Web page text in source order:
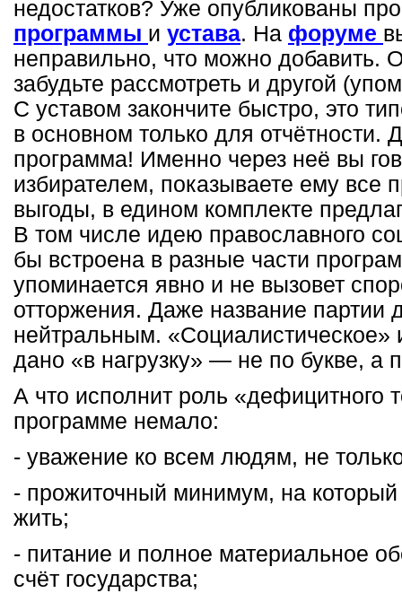
недостатков? Уже опубликованы
программы и устава. На форуме
неправильно, что можно добавить.
забудьте рассмотреть и другой
С уставом закончите быстро, это
в основном только для отчётности.
программа! Именно через неё вы
избирателем, показываете ему все
выгоды, в едином комплекте
В том числе идею православного
бы встроена в разные части
упоминается явно и не вызовет
отторжения. Даже название партии
нейтральным. «Социалистическое»
дано «в нагрузку» — не по букве, а
А что исполнит роль «дефицитного
программе немало:
- уважение ко всем людям, не
- прожиточный минимум, на
жить;
- питание и полное материальное
счёт государства;